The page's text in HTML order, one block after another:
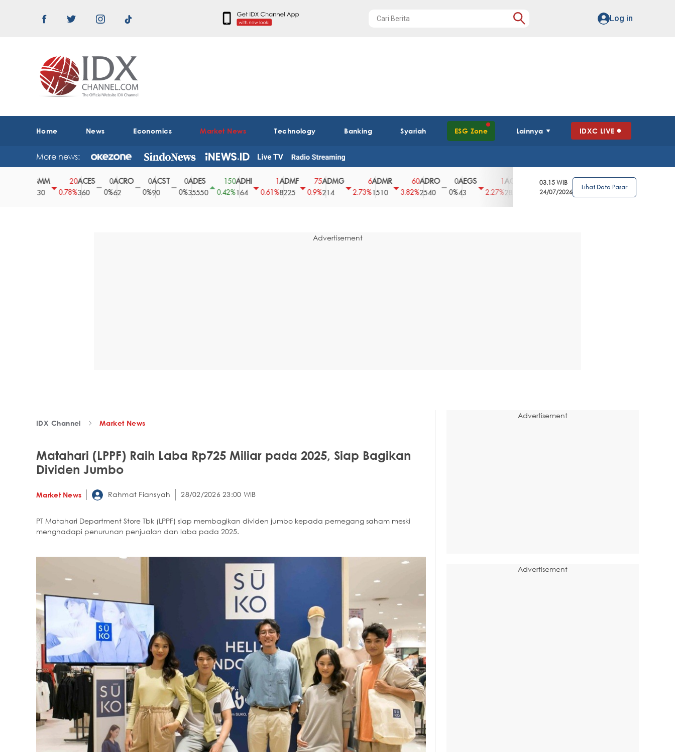
Log in
Home News Economics Market News Technology Banking Syariah ESG Zone Lainnya IDXC LIVE
More news:
0.78%
ACES
360
0
0%
ACRO
0ACST
0
0%
ADES
35550
150
0.42%
ADHI
164
0.61%
ADMF
8225
75
0.9%
ADMG
214
2.73%
ADMR
1510
3.82%
ADRO
2540
0
0%
AEGS
2.27%2850
3.39%
AGRO
148
2.63%
0%
AHAP
03.15 WIB
24/07/2026
Lihat Data Pasar
Advertisement
IDX Channel Market News
Matahari (LPPF) Raih Laba Rp725 Miliar pada 2025, Siap Bagikan
Dividen Jumbo
Market News Rahmat Fiansyah 28/02/2026 23:00 WIB
PT Matahari Department Store Tbk (LPPF) siap membagikan dividen jumbo kepada pemegang saham meski
menghadapi penurunan penjualan dan laba pada 2025.
Advertisement
Advertisement